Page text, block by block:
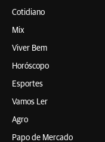
Cotidiano
Mix
Viver Bem
Horóscopo
Esportes
Vamos Ler
Agro
Papo de Mercado